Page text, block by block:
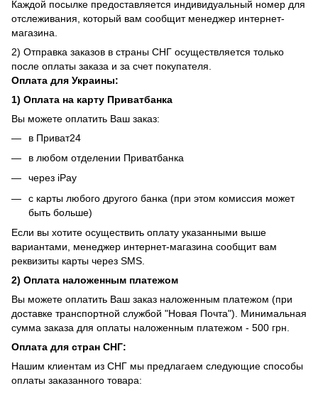
Каждой посылке предоставляется индивидуальный номер для
отслеживания, который вам сообщит менеджер интернет-
магазина.
2) Отправка заказов в страны СНГ осуществляется только
после оплаты заказа и за счет покупателя.
Оплата для Украины:
1) Оплата на карту Приватбанка
Вы можете оплатить Ваш заказ:
в Приват24
в любом отделении Приватбанка
через iPay
с карты любого другого банка (при этом комиссия может
быть больше)
Если вы хотите осуществить оплату указанными выше
вариантами, менеджер интернет-магазина сообщит вам
реквизиты карты через SMS.
2) Оплата наложенным платежом
Вы можете оплатить Ваш заказ наложенным платежом (при
доставке транспортной службой "Новая Почта"). Минимальная
сумма заказа для оплаты наложенным платежом - 500 грн.
Оплата для стран СНГ:
Нашим клиентам из СНГ мы предлагаем следующие способы
оплаты заказанного товара: